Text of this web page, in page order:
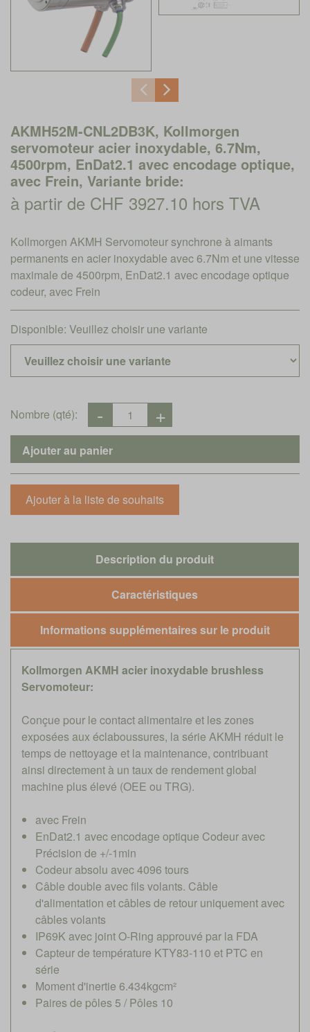
AKMH52M-CNL2DB3K, Kollmorgen
servomoteur acier inoxydable, 6.7Nm,
4500rpm, EnDat2.1 avec encodage optique,
avec Frein, Variante bride:
à partir de CHF 3927.10 hors TVA
Kollmorgen AKMH Servomoteur synchrone à aimants
permanents en acier inoxydable avec 6.7Nm et une vitesse
maximale de 4500rpm, EnDat2.1 avec encodage optique
codeur, avec Frein
Disponible: Veuillez choisir une variante
Nombre (qté):
Description du produit
Caractéristiques
Informations supplémentaires sur le produit
Kollmorgen AKMH acier inoxydable brushless
Servomoteur:
Conçue pour le contact alimentaire et les zones
exposées aux éclaboussures, la série AKMH réduit le
temps de nettoyage et la maintenance, contribuant
ainsi directement à un taux de rendement global
machine plus élevé (OEE ou TRG).
avec Frein
EnDat2.1 avec encodage optique Codeur avec
Précision de +/-1min
Codeur absolu avec 4096 tours
Câble double avec fils volants. Câble
d'alimentation et câbles de retour uniquement avec
câbles volants
IP69K avec joint O-Ring approuvé par la FDA
Capteur de température KTY83-110 et PTC en
série
Moment d'inertie 6.434kgcm²
Paires de pôles 5 / Pôles 10